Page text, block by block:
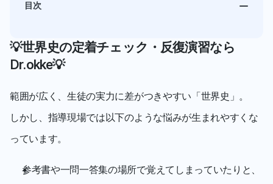
目次
💡世界史の定着チェック・反復演習なら
Dr.okke💡
範囲が広く、生徒の実力に差がつきやすい「世界史」。
しかし、指導現場では以下のような悩みが生まれやすくな
っています。
参考書や一問一答集の場所で覚えてしまっていたりと、